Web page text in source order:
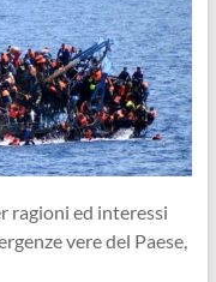
ragioni ed interessi
vere del Paese,